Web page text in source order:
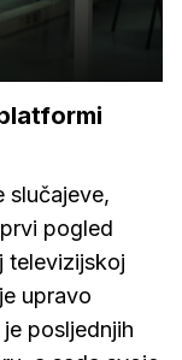
slučajeve,
pogled
televizijskoj
upravo
posljednjih